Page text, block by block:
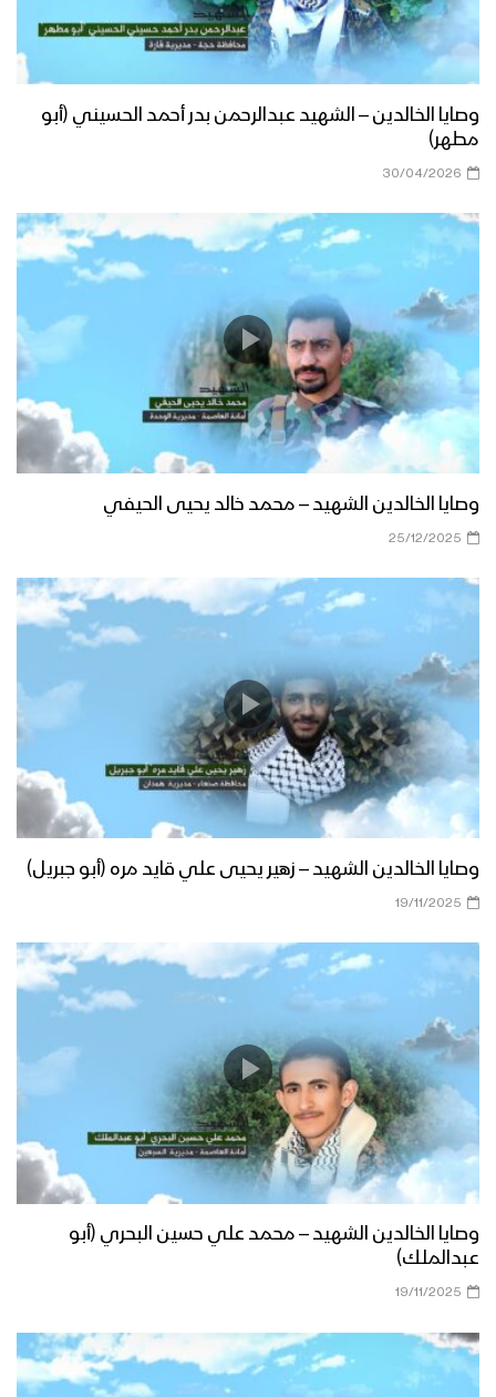
وصايا الخالدين – الشهيد عبدالرحمن بدر أحمد الحسيني (أبو
مطهر)
30/04/2026
وصايا الخالدين الشهيد – محمد خالد يحيى الحيفي
25/12/2025
وصايا الخالدين الشهيد – زهير يحيى علي قايد مره (أبو جبريل)
19/11/2025
وصايا الخالدين الشهيد – محمد علي حسين البحري (أبو
عبدالملك)
19/11/2025